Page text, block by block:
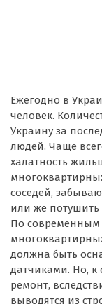
Ежегодно в
человек.
Украину за
людей. Чаще
халатность
соседей,
или же потушить
По современным
должна быть
датчиками. Но, к
ремонт,
выводятся из